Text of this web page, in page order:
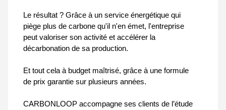
Le résultat ? Grâce à un service énergétique qui
piège plus de carbone qu'il n'en émet, l'entreprise
peut valoriser son activité et accélérer la
décarbonation de sa production.
Et tout cela à budget maîtrisé, grâce à une formule
de prix garantie sur plusieurs années.
CARBONLOOP accompagne ses clients de l’étude